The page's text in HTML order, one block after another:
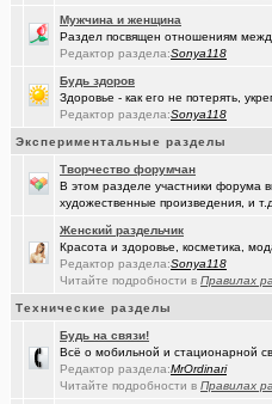
7я.ТВ и Я.ru (Омские кабельные
Ищу Маяк 205(Александ..)
Доколе!?(Моеимяза..)
Автоматизация домашнего учета
двойное гражданство(drob_vv_..)
Алтайский мед - в помощь
Задолбали расклейщики рекламы
А что вы сейчас готовите?
Нерадивые расклейщики рекламы
ОК Восток-Запад - что это, кто
Мужчина и женщина
Раздел посвящен отношениям
Редактор раздела:Sonya118
Будь здоров
Здоровье - как его не потерять,
Редактор раздела:Sonya118
Экспериментальные разделы
Творчество форумчан
В этом разделе участники форума
художественные произведения, и т.д.
Женский раздельчик
Красота и здоровье, косметика,
Редактор раздела:Sonya118
Читайте подробности в Правилах
Технические разделы
Будь на связи!
Всё о мобильной и стационарной
Редактор раздела:MrOrdinari
Читайте подробности в Правилах